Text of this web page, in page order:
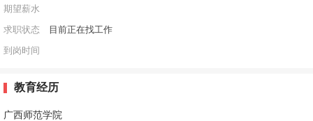
期望薪水
求职状态
目前正在找工作
到岗时间
教育经历
广西师范学院